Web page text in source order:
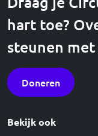
hart toe?
steunen
Doneren
Bekijk ook